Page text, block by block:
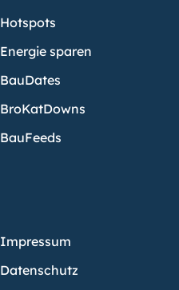
Hotspots
Energie sparen
BauDates
BroKatDowns
BauFeeds
Impressum
Datenschutz